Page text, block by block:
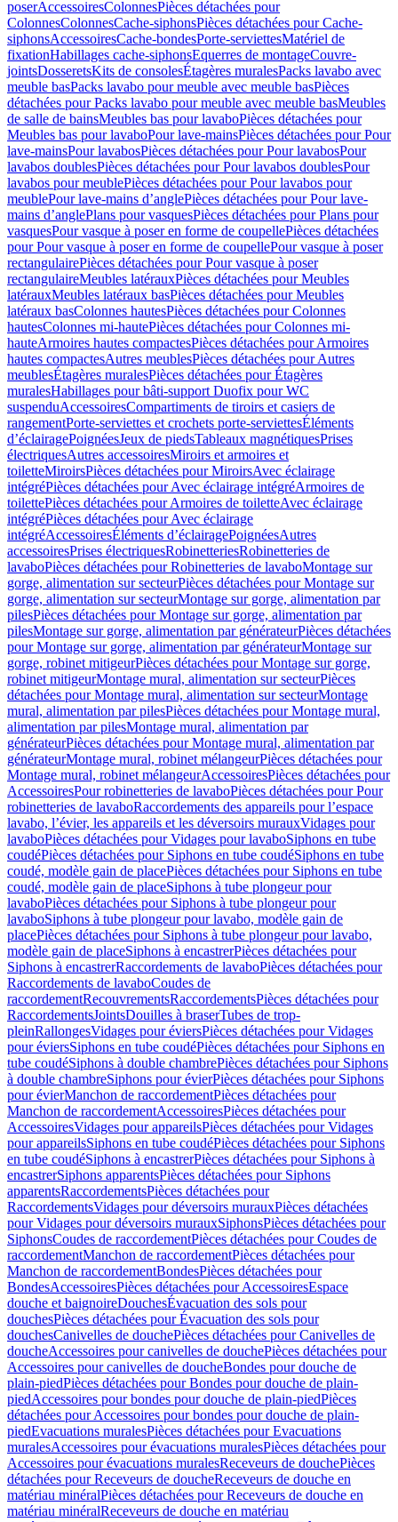
poserAccessoiresColonnesPièces détachées pour
ColonnesColonnesCache-siphonsPièces détachées pour Cache-
siphonsAccessoiresCache-bondesPorte-serviettesMatériel de
fixationHabillages cache-siphonsEquerres de montageCouvre-
jointsDosseretsKits de consolesÉtagères muralesPacks lavabo avec
meuble basPacks lavabo pour meuble avec meuble basPièces
détachées pour Packs lavabo pour meuble avec meuble basMeubles
de salle de bainsMeubles bas pour lavaboPièces détachées pour
Meubles bas pour lavaboPour lave-mainsPièces détachées pour Pour
lave-mainsPour lavabosPièces détachées pour Pour lavabosPour
lavabos doublesPièces détachées pour Pour lavabos doublesPour
lavabos pour meublePièces détachées pour Pour lavabos pour
meublePour lave-mains d’anglePièces détachées pour Pour lave-
mains d’anglePlans pour vasquesPièces détachées pour Plans pour
vasquesPour vasque à poser en forme de coupellePièces détachées
pour Pour vasque à poser en forme de coupellePour vasque à poser
rectangulairePièces détachées pour Pour vasque à poser
rectangulaireMeubles latérauxPièces détachées pour Meubles
latérauxMeubles latéraux basPièces détachées pour Meubles
latéraux basColonnes hautesPièces détachées pour Colonnes
hautesColonnes mi-hautePièces détachées pour Colonnes mi-
hauteArmoires hautes compactesPièces détachées pour Armoires
hautes compactesAutres meublesPièces détachées pour Autres
meublesÉtagères muralesPièces détachées pour Étagères
muralesHabillages pour bâti-support Duofix pour WC
suspenduAccessoiresCompartiments de tiroirs et casiers de
rangementPorte-serviettes et crochets porte-serviettesÉléments
d’éclairagePoignéesJeux de piedsTableaux magnétiquesPrises
électriquesAutres accessoiresMiroirs et armoires et
toiletteMiroirsPièces détachées pour MiroirsAvec éclairage
intégréPièces détachées pour Avec éclairage intégréArmoires de
toilettePièces détachées pour Armoires de toiletteAvec éclairage
intégréPièces détachées pour Avec éclairage
intégréAccessoiresÉléments d’éclairagePoignéesAutres
accessoiresPrises électriquesRobinetteriesRobinetteries de
lavaboPièces détachées pour Robinetteries de lavaboMontage sur
gorge, alimentation sur secteurPièces détachées pour Montage sur
gorge, alimentation sur secteurMontage sur gorge, alimentation par
pilesPièces détachées pour Montage sur gorge, alimentation par
pilesMontage sur gorge, alimentation par générateurPièces détachées
pour Montage sur gorge, alimentation par générateurMontage sur
gorge, robinet mitigeurPièces détachées pour Montage sur gorge,
robinet mitigeurMontage mural, alimentation sur secteurPièces
détachées pour Montage mural, alimentation sur secteurMontage
mural, alimentation par pilesPièces détachées pour Montage mural,
alimentation par pilesMontage mural, alimentation par
générateurPièces détachées pour Montage mural, alimentation par
générateurMontage mural, robinet mélangeurPièces détachées pour
Montage mural, robinet mélangeurAccessoiresPièces détachées pour
AccessoiresPour robinetteries de lavaboPièces détachées pour Pour
robinetteries de lavaboRaccordements des appareils pour l’espace
lavabo, l’évier, les appareils et les déversoirs murauxVidages pour
lavaboPièces détachées pour Vidages pour lavaboSiphons en tube
coudéPièces détachées pour Siphons en tube coudéSiphons en tube
coudé, modèle gain de placePièces détachées pour Siphons en tube
coudé, modèle gain de placeSiphons à tube plongeur pour
lavaboPièces détachées pour Siphons à tube plongeur pour
lavaboSiphons à tube plongeur pour lavabo, modèle gain de
placePièces détachées pour Siphons à tube plongeur pour lavabo,
modèle gain de placeSiphons à encastrerPièces détachées pour
Siphons à encastrerRaccordements de lavaboPièces détachées pour
Raccordements de lavaboCoudes de
raccordementRecouvrementsRaccordementsPièces détachées pour
RaccordementsJointsDouilles à braserTubes de trop-
pleinRallongesVidages pour éviersPièces détachées pour Vidages
pour éviersSiphons en tube coudéPièces détachées pour Siphons en
tube coudéSiphons à double chambrePièces détachées pour Siphons
à double chambreSiphons pour évierPièces détachées pour Siphons
pour évierManchon de raccordementPièces détachées pour
Manchon de raccordementAccessoiresPièces détachées pour
AccessoiresVidages pour appareilsPièces détachées pour Vidages
pour appareilsSiphons en tube coudéPièces détachées pour Siphons
en tube coudéSiphons à encastrerPièces détachées pour Siphons à
encastrerSiphons apparentsPièces détachées pour Siphons
apparentsRaccordementsPièces détachées pour
RaccordementsVidages pour déversoirs murauxPièces détachées
pour Vidages pour déversoirs murauxSiphonsPièces détachées pour
SiphonsCoudes de raccordementPièces détachées pour Coudes de
raccordementManchon de raccordementPièces détachées pour
Manchon de raccordementBondesPièces détachées pour
BondesAccessoiresPièces détachées pour AccessoiresEspace
douche et baignoireDouchesÉvacuation des sols pour
douchesPièces détachées pour Évacuation des sols pour
douchesCanivelles de douchePièces détachées pour Canivelles de
doucheAccessoires pour canivelles de douchePièces détachées pour
Accessoires pour canivelles de doucheBondes pour douche de
plain-piedPièces détachées pour Bondes pour douche de plain-
piedAccessoires pour bondes pour douche de plain-piedPièces
détachées pour Accessoires pour bondes pour douche de plain-
piedEvacuations muralesPièces détachées pour Evacuations
muralesAccessoires pour évacuations muralesPièces détachées pour
Accessoires pour évacuations muralesReceveurs de douchePièces
détachées pour Receveurs de doucheReceveurs de douche en
matériau minéralPièces détachées pour Receveurs de douche en
matériau minéralReceveurs de douche en matériau